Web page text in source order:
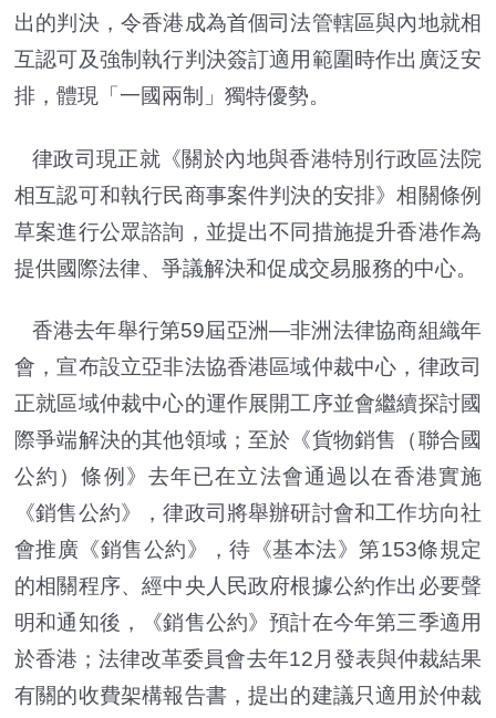
出的判決，令香港成為首個司法管轄區與內地就相
互認可及強制執行判決簽訂適用範圍時作出廣泛安
排，體現「一國兩制」獨特優勢。
律政司現正就《關於內地與香港特別行政區法院
相互認可和執行民商事案件判決的安排》相關條例
草案進行公眾諮詢，並提出不同措施提升香港作為
提供國際法律、爭議解決和促成交易服務的中心。
香港去年舉行第59屆亞洲—非洲法律協商組織年
會，宣布設立亞非法協香港區域仲裁中心，律政司
正就區域仲裁中心的運作展開工序並會繼續探討國
際爭端解決的其他領域；至於《貨物銷售（聯合國
公約）條例》去年已在立法會通過以在香港實施
《銷售公約》，律政司將舉辦研討會和工作坊向社
會推廣《銷售公約》，待《基本法》第153條規定
的相關程序、經中央人民政府根據公約作出必要聲
明和通知後，《銷售公約》預計在今年第三季適用
於香港；法律改革委員會去年12月發表與仲裁結果
有關的收費架構報告書，提出的建議只適用於仲裁